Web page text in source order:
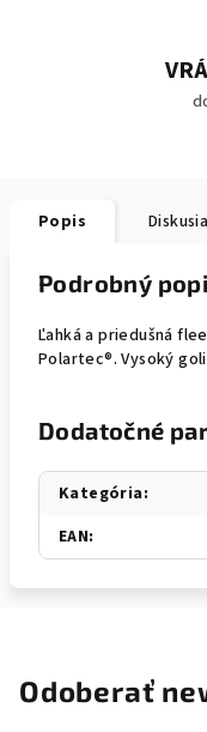
Popis Diskusia
Podrobný
Ľahká a priedušná
Polartec®. Vysoký
Dodatočné
Kategória:
EAN:
Odoberať